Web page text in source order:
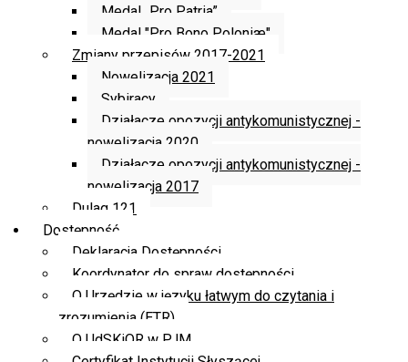
Medal „Pro Patria”
Medal "Pro Bono Poloniæ"
Zmiany przepisów 2017-2021
Nowelizacja 2021
Sybiracy
Działacze opozycji antykomunistycznej -
nowelizacja 2020
Działacze opozycji antykomunistycznej -
nowelizacja 2017
Dulag 121
Dostępność
Deklaracja Dostępności
Koordynator do spraw dostępności
O Urzędzie w języku łatwym do czytania i
zrozumienia (ETR)
O UdSKiOR w PJM